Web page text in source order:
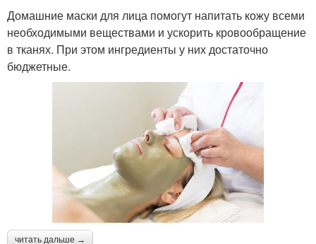
Домашние маски для лица помогут напитать кожу всеми
необходимыми веществами и ускорить кровообращение
в тканях. При этом ингредиенты у них достаточно
бюджетные.
читать дальше →